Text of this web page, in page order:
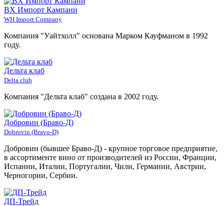
ВХ Импорт Кампани
WH Import Company
Компания "Уайтхолл" основана Марком Кауфманом в 1992
году.
Дельта клаб
Delta club
Компания "Дельта клаб" создана в 2002 году.
Добровин (Браво-Д)
Dobrovin (Bravo-D)
Добровин (бывшее Браво-Д) - крупное торговое предприятие,
в ассортименте вино от производителей из России, Франции,
Испании, Италии, Португалии, Чили, Германии, Австрии,
Черногории, Сербии.
ДП-Трейд